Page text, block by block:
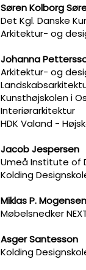
Søren Kolborg
​Det Kgl. Danske
Arkitektur- og
Johanna
Arkitektur- og
Kunsthøjskolen i
Interiørarkitektur
HDK Valand -
Jacob Jespersen
Umeå Institute of
Kolding
Miklas P. Mogensen
Møbelsnedker
Asger Santesson
Kolding